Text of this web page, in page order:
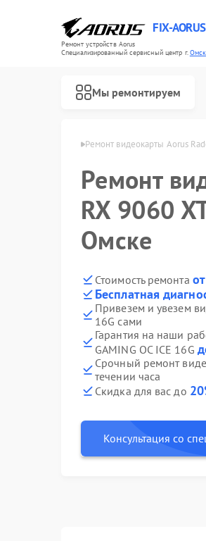
FIX-AORUS
Ремонт устройств Aorus
Специализированный cервисный центр г.Омск
Мы ремонтируем
Ремонт видеокарты Aorus
Ремонт
RX 9060
Омске
Стоимость ремонта
Бесплатная
Привезем и увезем
16G сами
Гарантия на наши
GAMING OC ICE 16G
Срочный ремонт
течении часа
Скидка для вас до
Консультация со